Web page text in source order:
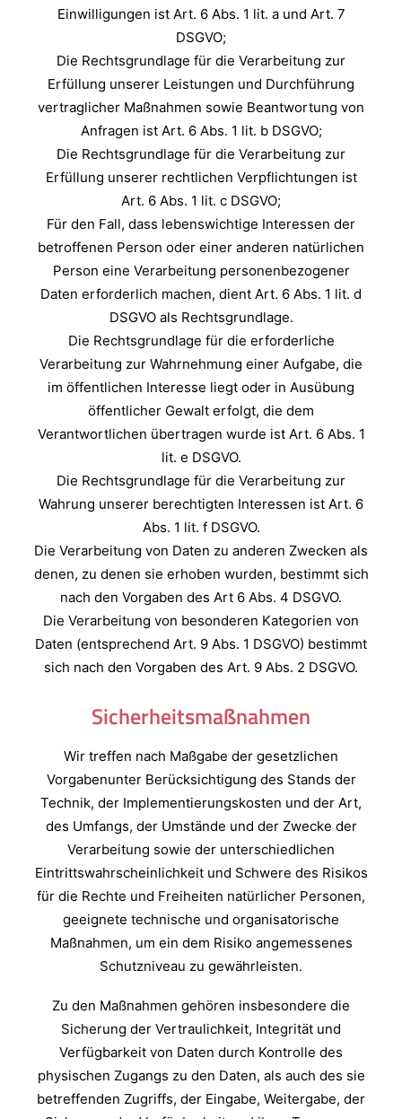
Einwilligungen ist Art. 6 Abs. 1 lit. a und Art. 7
DSGVO;
Die Rechtsgrundlage für die Verarbeitung zur
Erfüllung unserer Leistungen und Durchführung
vertraglicher Maßnahmen sowie Beantwortung von
Anfragen ist Art. 6 Abs. 1 lit. b DSGVO;
Die Rechtsgrundlage für die Verarbeitung zur
Erfüllung unserer rechtlichen Verpflichtungen ist
Art. 6 Abs. 1 lit. c DSGVO;
Für den Fall, dass lebenswichtige Interessen der
betroffenen Person oder einer anderen natürlichen
Person eine Verarbeitung personenbezogener
Daten erforderlich machen, dient Art. 6 Abs. 1 lit. d
DSGVO als Rechtsgrundlage.
Die Rechtsgrundlage für die erforderliche
Verarbeitung zur Wahrnehmung einer Aufgabe, die
im öffentlichen Interesse liegt oder in Ausübung
öffentlicher Gewalt erfolgt, die dem
Verantwortlichen übertragen wurde ist Art. 6 Abs. 1
lit. e DSGVO.
Die Rechtsgrundlage für die Verarbeitung zur
Wahrung unserer berechtigten Interessen ist Art. 6
Abs. 1 lit. f DSGVO.
Die Verarbeitung von Daten zu anderen Zwecken als
denen, zu denen sie erhoben wurden, bestimmt sich
nach den Vorgaben des Art 6 Abs. 4 DSGVO.
Die Verarbeitung von besonderen Kategorien von
Daten (entsprechend Art. 9 Abs. 1 DSGVO) bestimmt
sich nach den Vorgaben des Art. 9 Abs. 2 DSGVO.
Sicherheitsmaßnahmen
Wir treffen nach Maßgabe der gesetzlichen
Vorgabenunter Berücksichtigung des Stands der
Technik, der Implementierungskosten und der Art,
des Umfangs, der Umstände und der Zwecke der
Verarbeitung sowie der unterschiedlichen
Eintrittswahrscheinlichkeit und Schwere des Risikos
für die Rechte und Freiheiten natürlicher Personen,
geeignete technische und organisatorische
Maßnahmen, um ein dem Risiko angemessenes
Schutzniveau zu gewährleisten.
Zu den Maßnahmen gehören insbesondere die
Sicherung der Vertraulichkeit, Integrität und
Verfügbarkeit von Daten durch Kontrolle des
physischen Zugangs zu den Daten, als auch des sie
betreffenden Zugriffs, der Eingabe, Weitergabe, der